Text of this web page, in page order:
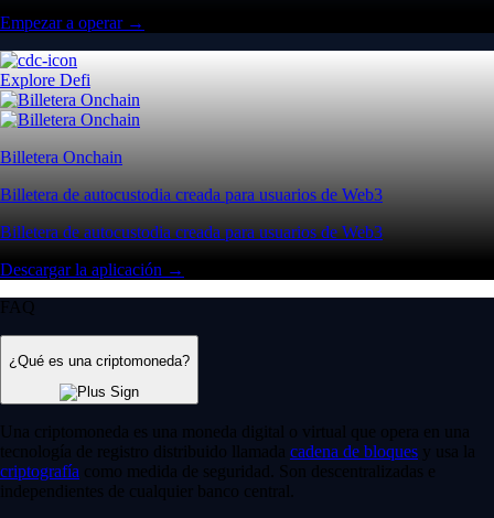
Empezar a operar →
Explore Defi
Billetera Onchain
Billetera de autocustodia creada para usuarios de Web3
Billetera de autocustodia creada para usuarios de Web3
Descargar la aplicación →
FAQ
¿Qué es una criptomoneda?
Una criptomoneda es una moneda digital o virtual que opera en una
tecnología de registro distribuido llamada cadena de bloques y usa la
criptografía como medida de seguridad. Son descentralizadas e
independientes de cualquier banco central.